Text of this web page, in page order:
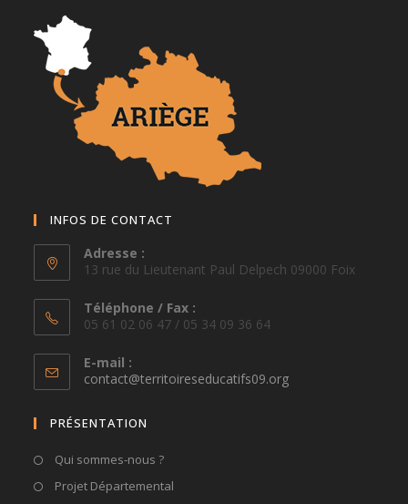
INFOS DE CONTACT
Adresse :
13 rue du Lieutenant Paul Delpech 09000 Foix
Téléphone / Fax :
05 61 02 06 47 / 05 34 09 36 64
E-mail :
contact@territoireseducatifs09.orgS’ouvre
PRÉSENTATION
Qui sommes-nous ?
Projet Départemental